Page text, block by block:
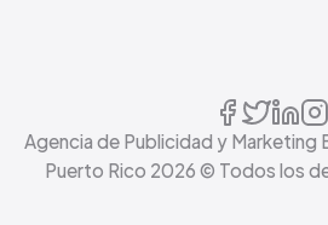
Agencia de Publicidad y Marketing
Puerto Rico 2026 © Todos los